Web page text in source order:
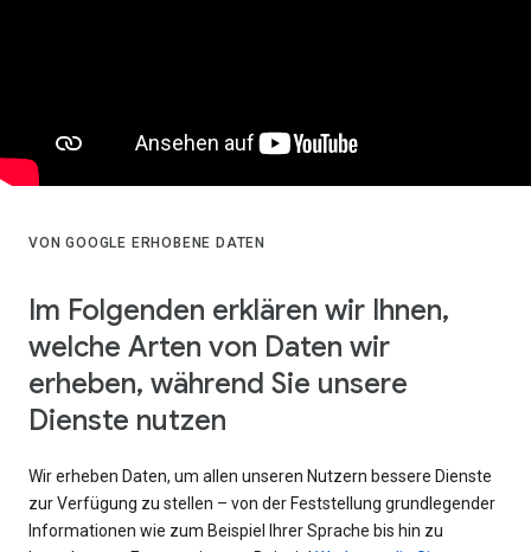
VON GOOGLE ERHOBENE DATEN
Im Folgenden erklären wir Ihnen,
welche Arten von Daten wir
erheben, während Sie unsere
Dienste nutzen
Wir erheben Daten, um allen unseren Nutzern bessere Dienste
zur Verfügung zu stellen – von der Feststellung grundlegender
Informationen wie zum Beispiel Ihrer Sprache bis hin zu